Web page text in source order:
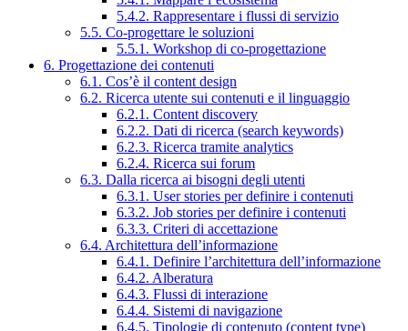
5.4.2. Rappresentare i flussi di servizio
5.5. Co-progettare le soluzioni
5.5.1. Workshop di co-progettazione
6. Progettazione dei contenuti
6.1. Cos’è il content design
6.2. Ricerca utente sui contenuti e il linguaggio
6.2.1. Content discovery
6.2.2. Dati di ricerca (search keywords)
6.2.3. Ricerca tramite analytics
6.2.4. Ricerca sui forum
6.3. Dalla ricerca ai bisogni degli utenti
6.3.1. User stories per definire i contenuti
6.3.2. Job stories per definire i contenuti
6.3.3. Criteri di accettazione
6.4. Architettura dell’informazione
6.4.1. Definire l’architettura dell’informazione
6.4.2. Alberatura
6.4.3. Flussi di interazione
6.4.4. Sistemi di navigazione
6.4.5. Tipologie di contenuto (content type)